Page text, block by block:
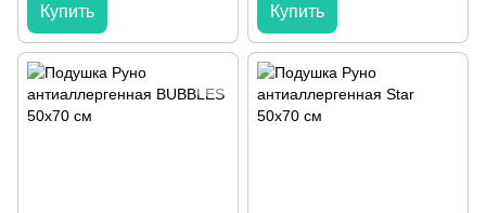
Купить Купить